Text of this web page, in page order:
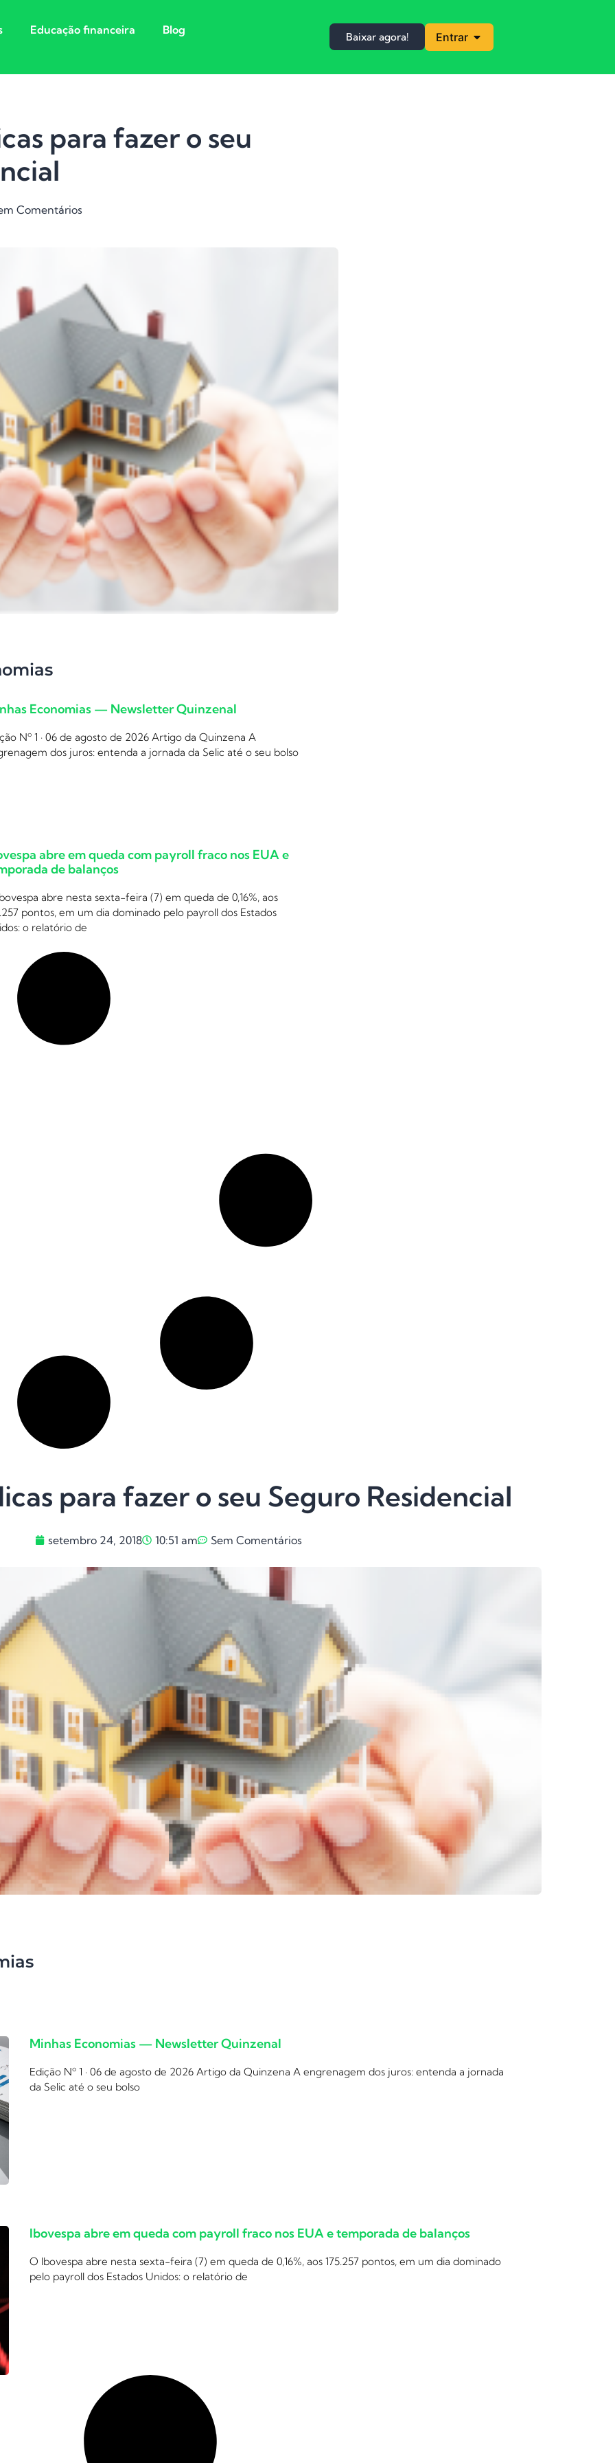
Educação financeira Blog
Baixar agora! Entrar
para fazer o seu
Comentários
Economias — Newsletter Quinzenal
Nº 1 · 06 de agosto de 2026 Artigo da Quinzena A
dos juros: entenda a jornada da Selic até o seu bolso
abre em queda com payroll fraco nos EUA e
de balanços
abre nesta sexta-feira (7) em queda de 0,16%, aos
pontos, em um dia dominado pelo payroll dos Estados
o relatório de
para fazer o seu Seguro Residencial
setembro 24, 2018 10:51 am Sem Comentários
Minhas Economias — Newsletter Quinzenal
Edição Nº 1 · 06 de agosto de 2026 Artigo da Quinzena A engrenagem dos juros: entenda a jornada
da Selic até o seu bolso
Ibovespa abre em queda com payroll fraco nos EUA e temporada de balanços
O Ibovespa abre nesta sexta-feira (7) em queda de 0,16%, aos 175.257 pontos, em um dia dominado
pelo payroll dos Estados Unidos: o relatório de